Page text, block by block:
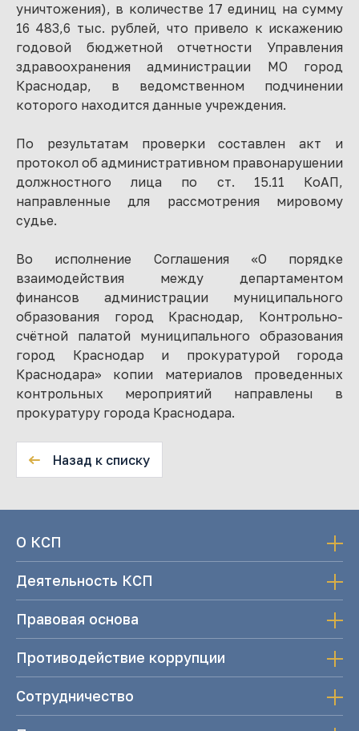
уничтожения), в количестве 17 единиц на сумму
16 483,6 тыс. рублей, что привело к искажению
годовой бюджетной отчетности Управления
здравоохранения администрации МО город
Краснодар, в ведомственном подчинении
которого находится данные учреждения.
По результатам проверки составлен акт и
протокол об административном правонарушении
должностного лица по ст. 15.11 КоАП,
направленные для рассмотрения мировому
судье.
Во исполнение Соглашения «О порядке
взаимодействия между департаментом
финансов администрации муниципального
образования город Краснодар, Контрольно-
счётной палатой муниципального образования
город Краснодар и прокуратурой города
Краснодара» копии материалов проведенных
контрольных мероприятий направлены в
прокуратуру города Краснодара.
Назад к списку
О КСП
Деятельность КСП
Правовая основа
Противодействие коррупции
Сотрудничество